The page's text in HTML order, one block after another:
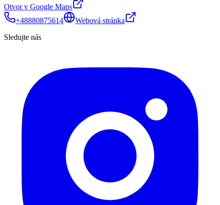
Otvor v Google Maps
+48880875614
Webová stránka
Sledujte nás